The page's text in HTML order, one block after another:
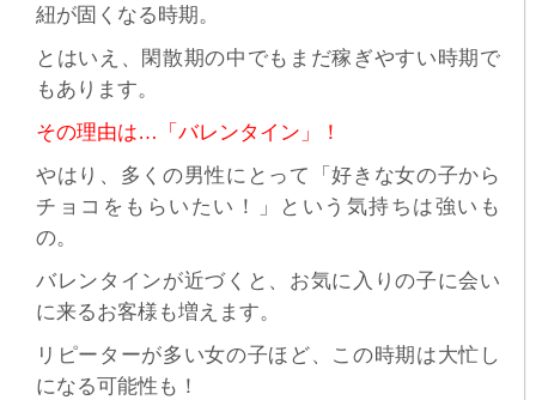
紐が固くなる時期。
とはいえ、閑散期の中でもまだ稼ぎやすい時期で
もあります。
その理由は…「バレンタイン」！
やはり、多くの男性にとって「好きな女の子から
チョコをもらいたい！」という気持ちは強いも
の。
バレンタインが近づくと、お気に入りの子に会い
に来るお客様も増えます。
リピーターが多い女の子ほど、この時期は大忙し
になる可能性も！